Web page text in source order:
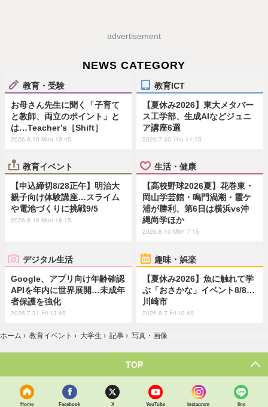
advertisement
NEWS CATEGORY
教育・受験
お母さん先生に聞く「子育て
と教師、両立のポイント」と
は…Teacher’s［Shift］
2026.8.10 Mon 19:45
教育ICT
【夏休み2026】東大メタバー
ス工学部、生成AIなどジュニ
ア講座6選
2026.7.30 Thu 11:15
教育イベント
【申込締切8/28正午】明治大
親子向け体験講座…スライム
や電池づくりに挑戦9/5
2026.8.10 Mon 18:15
生活・健康
【高校野球2026夏】花巻東・
岡山学芸館・鳴門渦潮・霞ケ
浦が勝利、第6日は横浜vs沖
縄尚学ほか
2026.8.10 Mon 7:15
デジタル生活
Google、アプリ向け年齢確認
APIを年内に世界展開…未成年
者保護を強化
2026.7.31 Fri 13:45
趣味・娯楽
【夏休み2026】魚に触れて学
ぶ「おさかな」イベント8/8…
川崎市
2026.8.7 Fri 10:45
ホーム › 教育イベント › 大学生 › 記事 › 写真・画像
TOP
Home Facebook X YouTube Instagram line